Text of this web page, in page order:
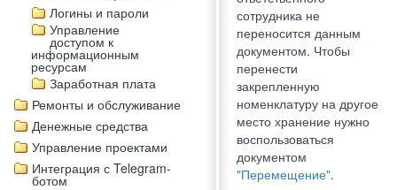
Логины и пароли
Управление
доступом к
информационным
ресурсам
Заработная плата
Ремонты и обслуживание
Денежные средства
Управление проектами
Интеграция с Telegram-
ботом
сотрудника не
переносится данным
документом. Чтобы
перенести
закрепленную
номенклатуру на другое
место хранение нужно
воспользоваться
документом
"Перемещение".